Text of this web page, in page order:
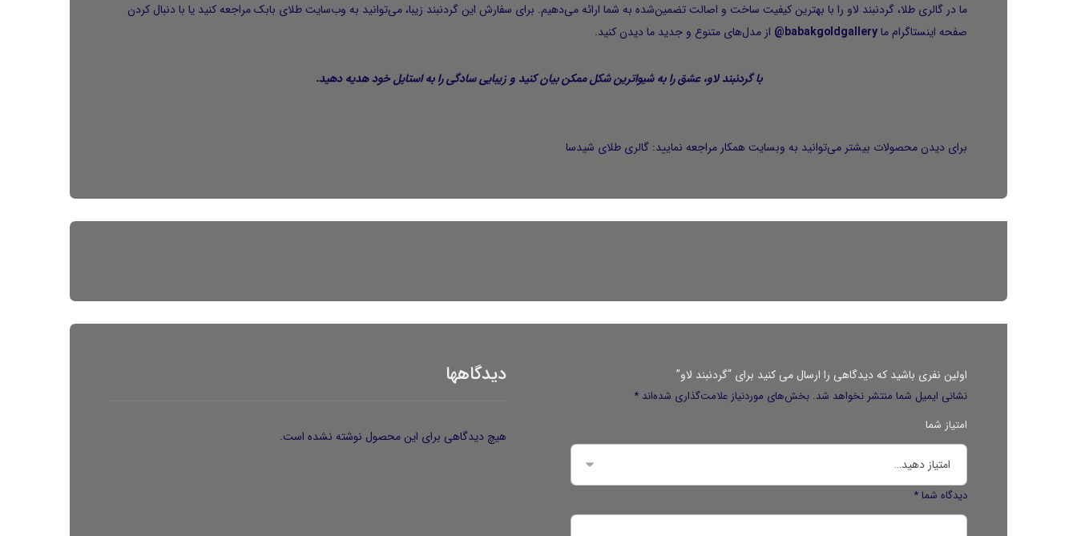
ما در گالری طلا، گردنبند لاو را با بهترین کیفیت ساخت و اصالت تضمین‌شده به شما ارائه می‌دهیم. برای سفارش این گردنبند زیبا، می‌توانید به وب‌سایت طلای بابکمراجعه کنید یا با دنبال کردن
صفحه اینستاگرام ماbabakgoldgallery@ از مدل‌های متنوع و جدید ما دیدن کنید.
با گردنبند لاو، عشق را به شیواترین شکل ممکن بیان کنید و زیبایی سادگی را به استایل خود هدیه دهید.
برای دیدن محصولات بیشتر می‌توانید به وبسایت همکار مراجعه نمایید: گالری طلای شیدسا
دیدگاهها
هیچ دیدگاهی برای این محصول نوشته نشده است.
اولین نفری باشید که دیدگاهی را ارسال می کنید برای “گردنبند لاو”
نشانی ایمیل شما منتشر نخواهد شد. بخش‌های موردنیاز علامت‌گذاری شده‌اند *
امتیاز شما
دیدگاه شما *